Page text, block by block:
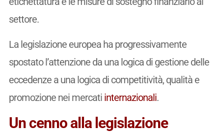
settore.
La legislazione europea ha progressivamente
spostato l’attenzione da una logica di gestione delle
eccedenze a una logica di competitività, qualità e
promozione nei mercati internazionali.
Un cenno alla legislazione